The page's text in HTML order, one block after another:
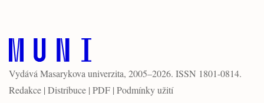
Vydává Masarykova univerzita, 2005–2026. ISSN 1801-0814.
Redakce | Distribuce | PDF | Podmínky užití